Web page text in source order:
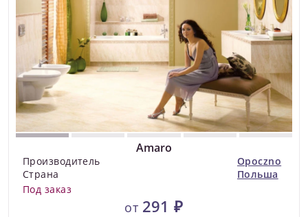
Amaro
Производитель
Opoczno
Страна
Польша
Под заказ
от 291 ₽